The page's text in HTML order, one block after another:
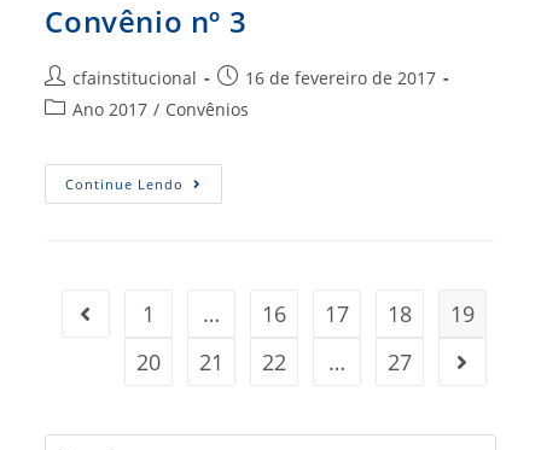
Convênio nº 3
Autor
do
cfainstitucional
Post
publicado:
16 de fevereiro de 2017
Categoria
post:
Ano 2017 / Convênios
Continue Lendo Convênio
Nº
Ir para a página anterior
1 … 16 17 18
19
20
21 22 … 27 Ir para a